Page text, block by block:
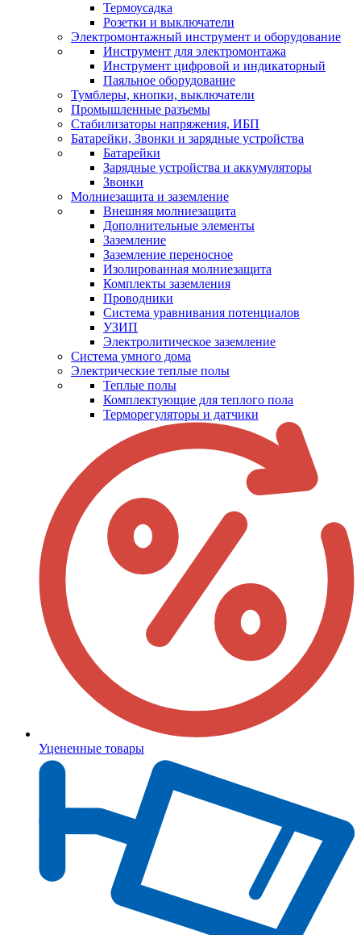
Термоусадка
Розетки и выключатели
Электромонтажный инструмент и оборудование
Инструмент для электромонтажа
Инструмент цифровой и индикаторный
Паяльное оборудование
Тумблеры, кнопки, выключатели
Промышленные разъемы
Стабилизаторы напряжения, ИБП
Батарейки, Звонки и зарядные устройства
Батарейки
Зарядные устройства и аккумуляторы
Звонки
Молниезащита и заземление
Внешняя молниезащита
Дополнительные элементы
Заземление
Заземление переносное
Изолированная молниезащита
Комплекты заземления
Проводники
Система уравнивания потенциалов
УЗИП
Электролитическое заземление
Система умного дома
Электрические теплые полы
Теплые полы
Комплектующие для теплого пола
Терморегуляторы и датчики
Уцененные товары